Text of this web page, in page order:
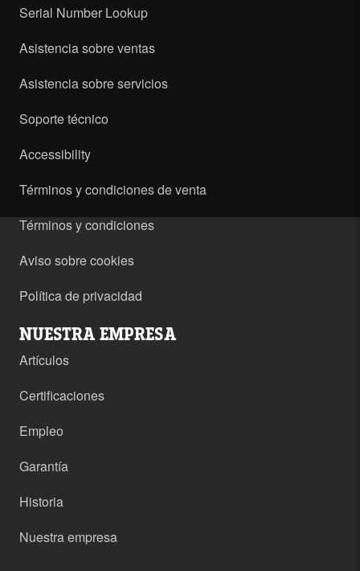
Serial Number Lookup
Asistencia sobre ventas
Asistencia sobre servicios
Soporte técnico
Accessibility
Términos y condiciones de venta
Términos y condiciones
Aviso sobre cookies
Política de privacidad
NUESTRA EMPRESA
Artículos
Certificaciones
Empleo
Garantía
Historia
Nuestra empresa